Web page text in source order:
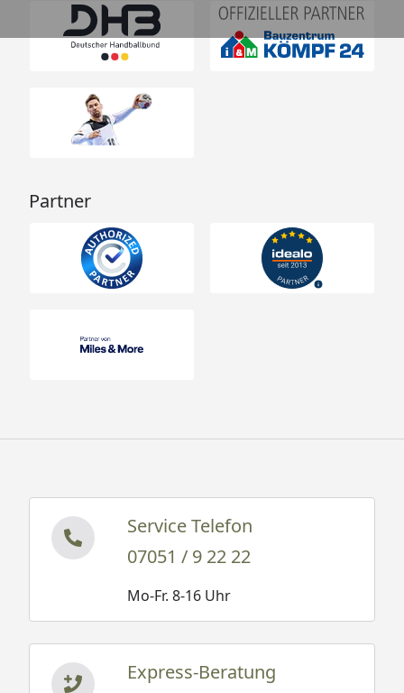
Partner
Service Telefon
07051 / 9 22 22
Mo-Fr. 8-16 Uhr
Express-Beratung